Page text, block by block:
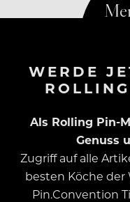
WERDE
Als Rolling Pin-
Genuss
Zugriff auf alle
besten Köche der
Pin.Convention